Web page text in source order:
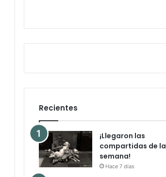
Recientes
¡Llegaron las
compartidas de la
semana!
Hace 7 días